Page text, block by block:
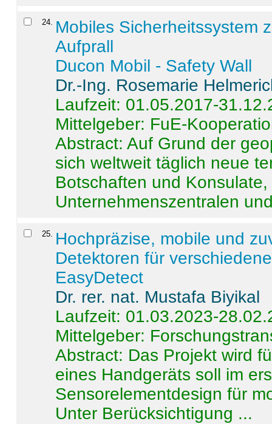
24. Mobiles Sicherheitssystem
Aufprall
Ducon Mobil - Safety Wall
Dr.-Ing. Rosemarie
Laufzeit: 01.05.2017-
Mittelgeber: FuE-
Abstract:Auf Grund der
sich weltweit täglich neue
Botschaften und
Unternehmenszentralen
25. Hochpräzise, mobile und
Detektoren für
EasyDetect
Dr. rer. nat. Mustafa Biyikal
Laufzeit: 01.03.2023-
Mittelgeber:
Abstract: Das Projekt wird
eines Handgeräts soll im
Sensorelementdesign für
Unter Berücksichtigung ...